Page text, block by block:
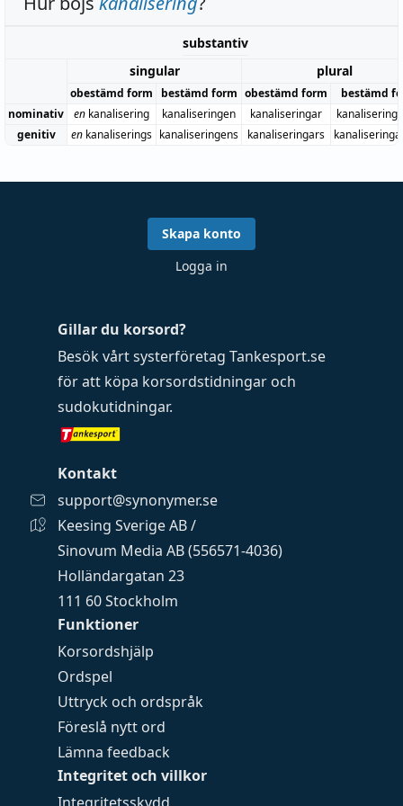
substantiv
singular
plural
obestämd form bestämd form obestämd form
bestämd
nominativ
en kanalisering kanaliseringen kanaliseringar
genitiv
en kanaliserings kanaliseringens kanaliseringars
Funktioner
Korsordshjälp
Ordspel
Uttryck och ordspråk
Föreslå nytt ord
Lämna feedback
Integritet och villkor
Gillar du korsord?
Besök vårt systerföretag Tankesport.se
för att köpa korsordstidningar och
sudokutidningar.
Kontakt
support@synonymer.se
Keesing Sverige AB /
Sinovum Media AB (556571-4036)
Holländargatan 23
111 60 Stockholm
Skapa konto
Logga in